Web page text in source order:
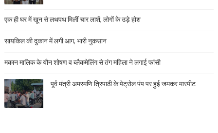
एक ही घर में खून से लथपथ मिलीं चार लाशें, लोगों के उड़े होश
सायकिल की दुकान में लगी आग, भारी नुकसान
मकान मालिक के यौन शोषण व ब्लैकमेलिंग से तंग महिला ने लगाई फांसी
पूर्व मंत्री अमरमणि त्रिपाठी के पेट्रोल पंप पर हुई जमकर मारपीट